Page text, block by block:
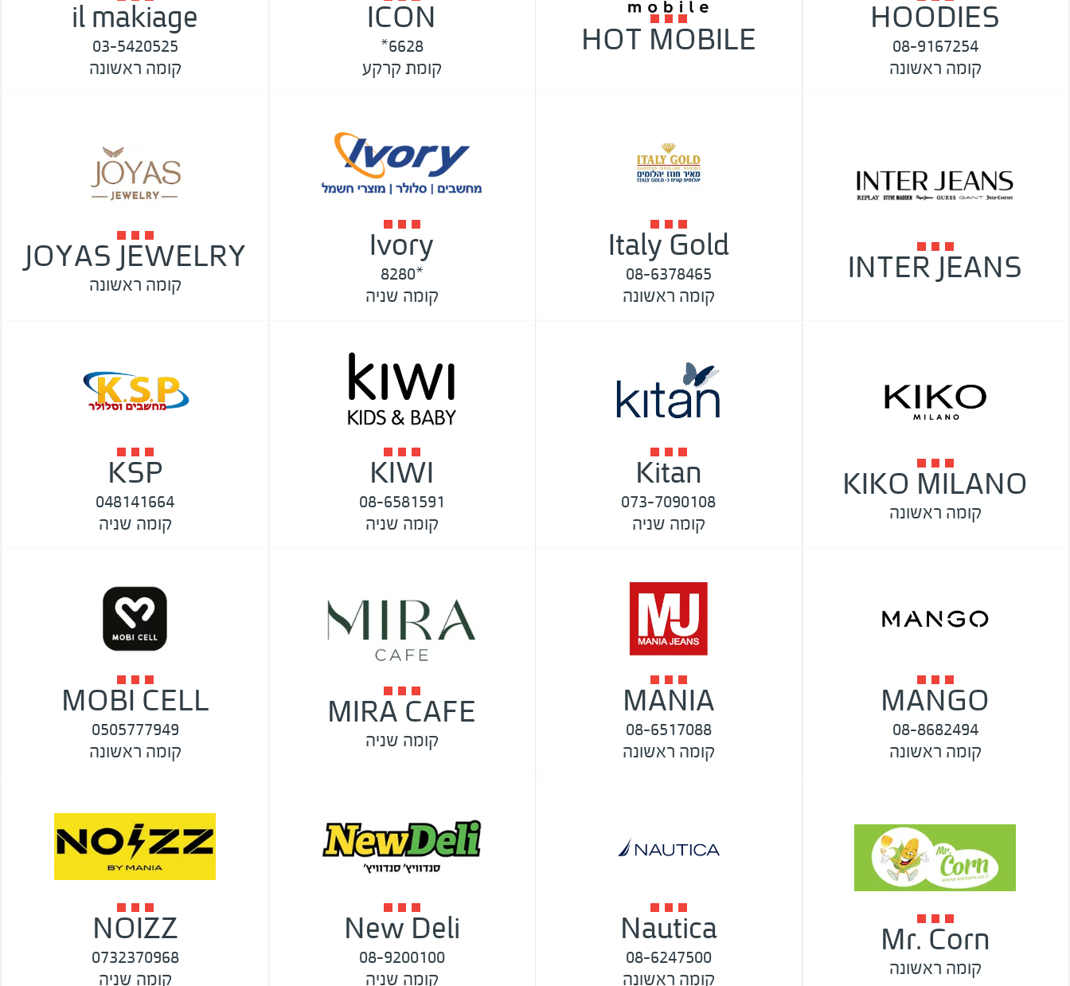
HOODIES
08-9167254
קומה ראשונה
HOT MOBILE
ICON
6628*
קומת קרקע
il makiage
03-5420525
קומה ראשונה
INTER JEANS
Italy Gold
08-6378465
קומה ראשונה
Ivory
*8280
קומה שניה
JOYAS JEWELRY
קומה ראשונה
KIKO MILANO
קומה ראשונה
Kitan
073-7090108
קומה שניה
KIWI
08-6581591
קומה שניה
KSP
048141664
קומה שניה
MANGO
08-8682494
קומה ראשונה
MANIA
08-6517088
קומה ראשונה
MIRA CAFE
קומה שניה
MOBI CELL
0505777949
קומה ראשונה
Mr. Corn
קומה ראשונה
Nautica
08-6247500
קומה ראשונה
New Deli
08-9200100
קומה שניה
NOIZZ
0732370968
קומה שניה